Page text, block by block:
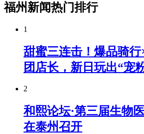
福州新闻热门排行
1
甜蜜三连击！爆品骑
团店长，新日玩出“宠
2
和熙论坛·第三届生物
在泰州召开